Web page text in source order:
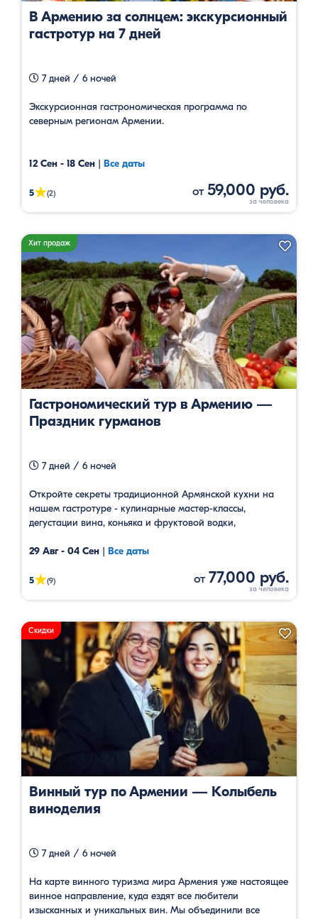
В Армению за солнцем: экскурсионный
гастротур на 7 дней
7 дней / 6 ночей
Экскурсионная гастрономическая программа по
северным регионам Армении.
12 Сен - 18 Сен | Все даты
5★(2) от 59,000 руб.
Хит продаж
Гастрономический тур в Армению —
Праздник гурманов
7 дней / 6 ночей
Откройте секреты традиционной Армянской кухни на
нашем гастротуре - кулинарные мастер-классы,
дегустации вина, коньяка и фруктовой водки,
национальной шоу программе.
29 Авг - 04 Сен | Все даты
5★(9) от 77,000 руб.
Скидки
Винный тур по Армении — Колыбель
виноделия
7 дней / 6 ночей
На карте винного туризма мира Армения уже настоящее
винное направление, куда ездят все любители
изысканных и уникальных вин. Мы объединили все